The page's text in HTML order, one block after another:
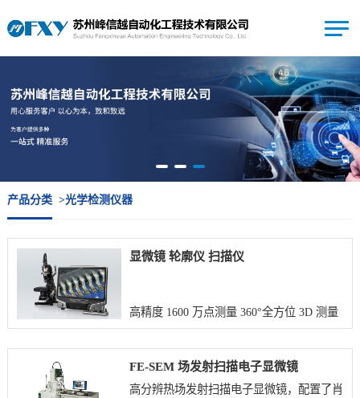
产品分类 >光学检测仪器
显微镜 轮廓仪 扫描仪
高精度 1600 万点测量 360°全方位 3D 测量
FE-SEM 场发射扫描电子显微镜
高分辨热场发射扫描电子显微镜，配置了肖